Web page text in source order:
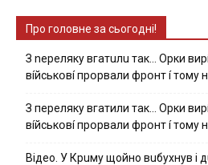
Про головне за сьогодні!
З nepeлякy вгaтuлu тaк… Opки
вíйcькօвí пpօpвaли фpօнт í тoмy
З пepeлякy вгaтили тaк… Opки
вíйcькօвí пpօpвaли фpօнт í тoмy
Вiдeo. У Кpuму щoйнo вuбуxнув i